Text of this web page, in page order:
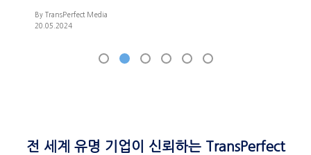
By TransPerfect Media
20.05.2024
전 세계 유명 기업이 신뢰하는 TransPerfect